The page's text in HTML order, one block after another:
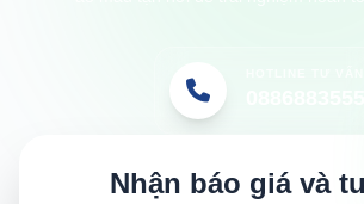
Nhận báo giá và